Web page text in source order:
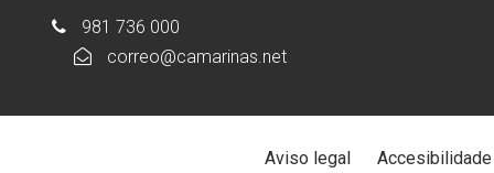
981 736 000
correo@camarinas.net
Aviso legal Accesibilidade